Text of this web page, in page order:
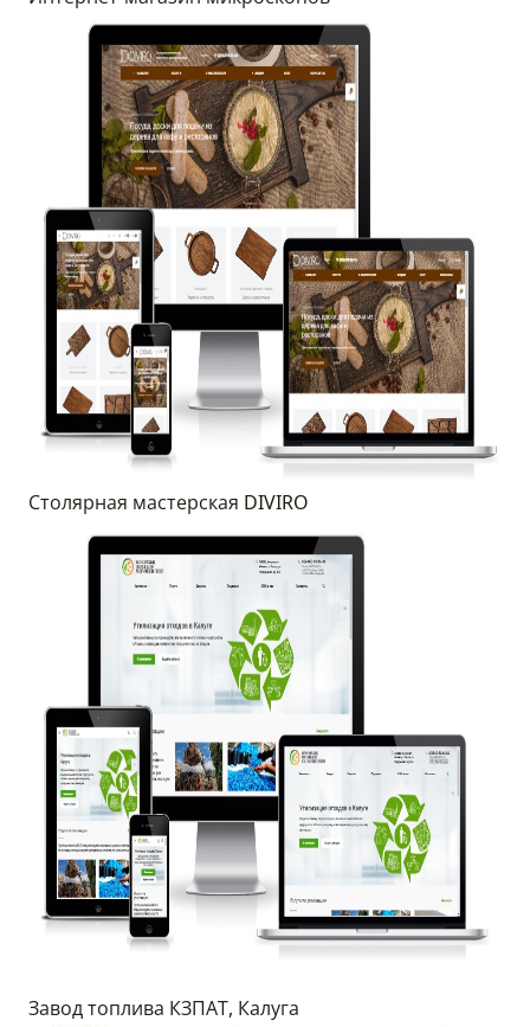
Столярная мастерская DIVIRO
Завод топлива КЗПАТ, Калуга